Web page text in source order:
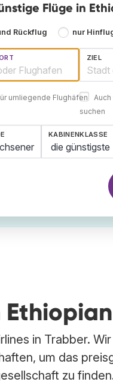
Flüge in
Rückflug nur
umliegende Flughäfen
ZIEL
suchen
KABINENKLASSE
in Trabber.
um das
zu